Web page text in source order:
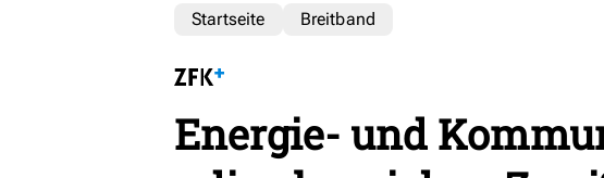
Startseite Breitband
Energie- und